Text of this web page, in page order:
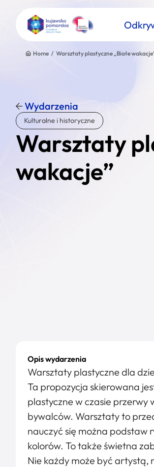
Znajdź atrakcję
Nazwa atrakcji
Home / Warsztaty plastyczne „Białe
Wydarzenia
Kulturalne i historyczne
Warsztaty
wakacje”
Opis wydarzenia
Warsztaty plastyczne dla
Ta propozycja skierowana
plastyczne w czasie przerwy
bywalców. Warsztaty to
nauczyć się można podstaw
kolorów. To także świetna
Nie każdy może być artystą,